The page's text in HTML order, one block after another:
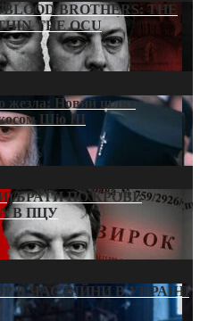
BROTHERS: THE
THE OCU
жезла: Новий шлях
Шіо III
БРАТИ ПО КРОВІ:
В ПЦУ
ЧАС ВІЙНИ В УКРАЇНІ